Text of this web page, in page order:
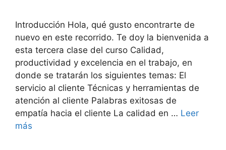
Introducción Hola, qué gusto encontrarte de
nuevo en este recorrido. Te doy la bienvenida a
esta tercera clase del curso Calidad,
productividad y excelencia en el trabajo, en
donde se tratarán los siguientes temas: El
servicio al cliente Técnicas y herramientas de
atención al cliente Palabras exitosas de
empatía hacia el cliente La calidad en … Leer
más